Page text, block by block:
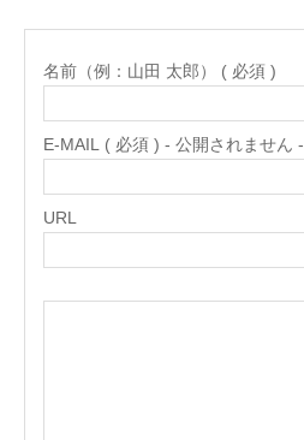
名前（例：山田 太郎） ( 必須 )
E-MAIL ( 必須 ) - 公開されません -
URL